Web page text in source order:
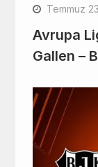
Temmuz
Avrupa
Gallen –